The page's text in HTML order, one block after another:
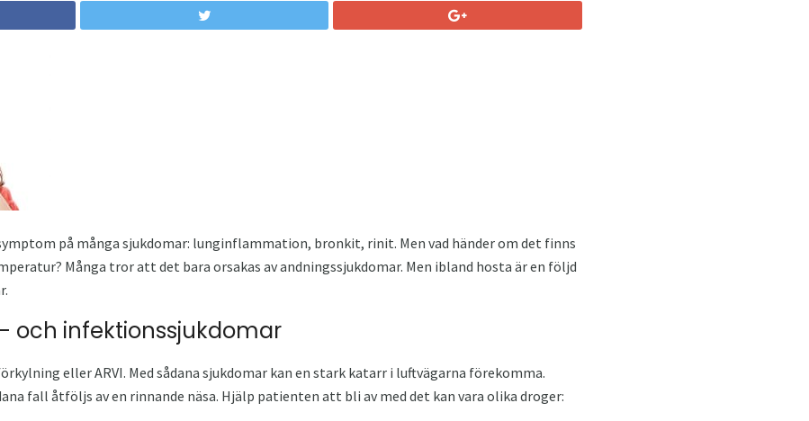
på många sjukdomar: lunginflammation, bronkit, rinit. Men vad händer om det finns
Många tror att det bara orsakas av andningssjukdomar. Men ibland hosta är en följd
och infektionssjukdomar
eller ARVI. Med sådana sjukdomar kan en stark katarr i luftvägarna förekomma.
fall åtföljs av en rinnande näsa. Hjälp patienten att bli av med det kan vara olika droger: